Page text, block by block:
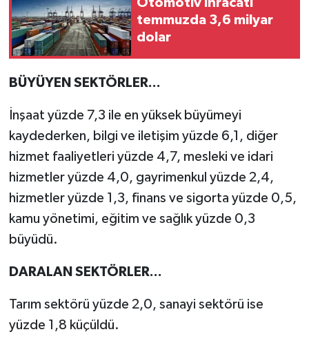
temmuzda 3,6 milyar
dolar
BÜYÜYEN SEKTÖRLER...
İnşaat yüzde 7,3 ile en yüksek büyümeyi
kaydederken, bilgi ve iletişim yüzde 6,1, diğer
hizmet faaliyetleri yüzde 4,7, mesleki ve idari
hizmetler yüzde 4,0, gayrimenkul yüzde 2,4,
hizmetler yüzde 1,3, finans ve sigorta yüzde 0,5,
kamu yönetimi, eğitim ve sağlık yüzde 0,3
büyüdü.
DARALAN SEKTÖRLER...
Tarım sektörü yüzde 2,0, sanayi sektörü ise
yüzde 1,8 küçüldü.